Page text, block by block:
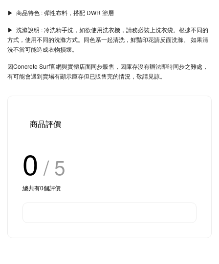
▶︎ 商品特色 : 彈性布料，搭配 DWR 塗層
▶︎ 洗滌說明 : 冷洗精手洗，如欲使用洗衣機，請務必裝上洗衣袋。根據不同的
方式，使用不同的洗滌方式。同色系一起清洗，鮮豔印花請反面洗滌。 如果清
洗不當可能造成衣物損壞。
因Concrete Surf官網與實體店面同步販售，因庫存沒有辦法即時同步之難處，
有可能會遇到賣場有顯示庫存但已販售完的情況，敬請見諒。
商品評價
0 / 5
總共有0個評價